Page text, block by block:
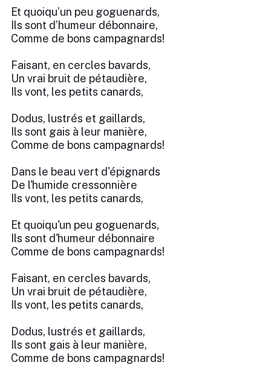
Et quoiqu’un peu goguenards,
Ils sont d’humeur débonnaire,
Comme de bons campagnards!
Faisant, en cercles bavards,
Un vrai bruit de pétaudière,
Ils vont, les petits canards,
Dodus, lustrés et gaillards,
Ils sont gais à leur manière,
Comme de bons campagnards!
Dans le beau vert d'épignards
De l'humide cressonnière
Ils vont, les petits canards,
Et quoiqu'un peu goguenards,
Ils sont d'humeur débonnaire
Comme de bons campagnards!
Faisant, en cercles bavards,
Un vrai bruit de pétaudière,
Ils vont, les petits canards,
Dodus, lustrés et gaillards,
Ils sont gais à leur manière,
Comme de bons campagnards!